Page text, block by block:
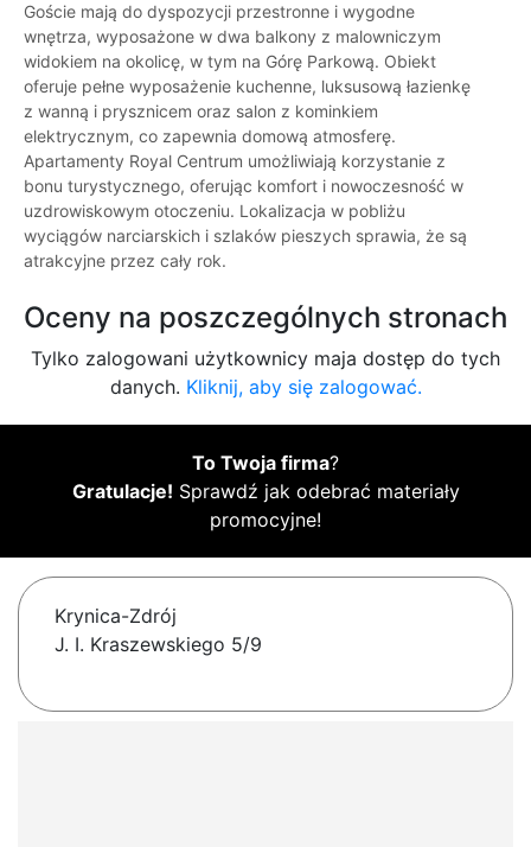
Goście mają do dyspozycji przestronne i wygodne
wnętrza, wyposażone w dwa balkony z malowniczym
widokiem na okolicę, w tym na Górę Parkową. Obiekt
oferuje pełne wyposażenie kuchenne, luksusową łazienkę
z wanną i prysznicem oraz salon z kominkiem
elektrycznym, co zapewnia domową atmosferę.
Apartamenty Royal Centrum umożliwiają korzystanie z
bonu turystycznego, oferując komfort i nowoczesność w
uzdrowiskowym otoczeniu. Lokalizacja w pobliżu
wyciągów narciarskich i szlaków pieszych sprawia, że są
atrakcyjne przez cały rok.
Oceny na poszczególnych stronach
Tylko zalogowani użytkownicy maja dostęp do tych
danych. Kliknij, aby się zalogować.
To Twoja firma?
Gratulacje! Sprawdź jak odebrać materiały
promocyjne!
Krynica-Zdrój
J. I. Kraszewskiego 5/9